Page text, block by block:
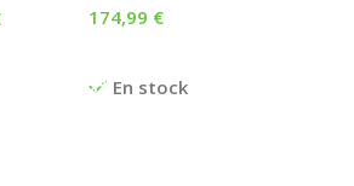
En stock
174,99 €